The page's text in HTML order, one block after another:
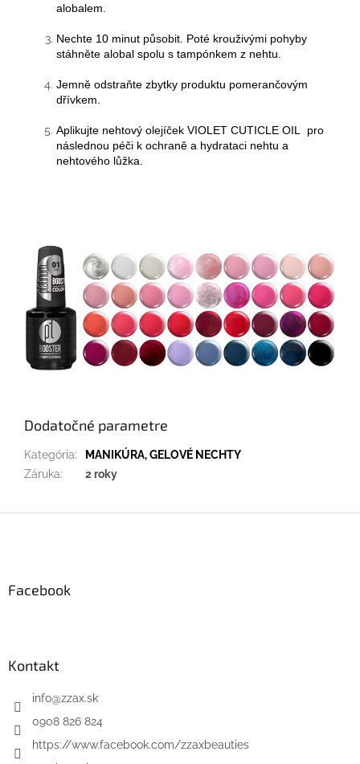
alobalem.
Nechte 10 minut působit. Poté krouživými pohyby
stáhněte alobal spolu s tampónkem z nehtu.
Jemně odstraňte zbytky produktu pomerančovým
dřívkem.
Aplikujte nehtový olejíček VIOLET CUTICLE OIL pro
následnou péči k ochraně a hydrataci nehtu a
nehtového lůžka.
Dodatočné parametre
Kategória:
MANIKÚRA, GELOVÉ NECHTY
Záruka: 2 roky
Facebook
Kontakt
info@zzax.sk
0908 826 824
https://www.facebook.com/zzaxbeauties